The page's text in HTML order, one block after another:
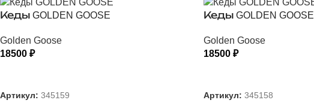
Кеды GOLDEN GOOSE
Golden Goose
18500 ₽
Артикул: 345159
Кеды GOLDEN GOOSE
Golden Goose
18500 ₽
Артикул: 345158